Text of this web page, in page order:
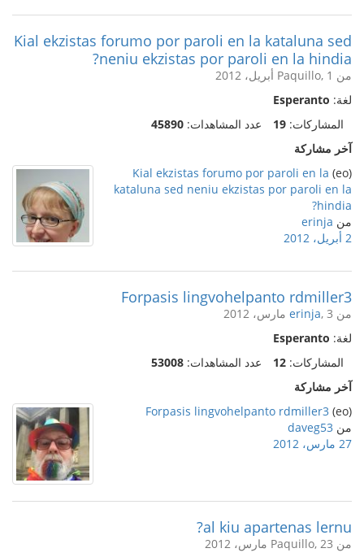
Kial ekzistas forumo por paroli en la kataluna sed
neniu ekzistas por paroli en la hindia?
من Paquillo, 1 أبريل، 2012
لغة: Esperanto
المشاركات: 19 عدد المشاهدات: 45890
آخر مشاركة
(eo)
Kial ekzistas forumo por paroli en la
kataluna sed neniu ekzistas por paroli en la
hindia?
من erinja
2 أبريل، 2012
Forpasis lingvohelpanto rdmiller3
من erinja, 3 مارس، 2012
لغة: Esperanto
المشاركات: 12 عدد المشاهدات: 53008
آخر مشاركة
(eo)
Forpasis lingvohelpanto rdmiller3
من daveg53
27 مارس، 2012
al kiu apartenas lernu?
من Paquillo, 23 مارس، 2012